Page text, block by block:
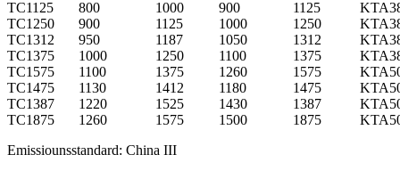
TC1125
800 1000 900 1125
TC1250
900 1125 1000 1250
TC1312
950 1187 1050 1312
TC1375
1000 1250 1100 1375
TC1575
1100 1375 1260 1575
TC1475
1130 1412 1180 1475
TC1387
1220 1525 1430 1387
TC1875
1260 1575 1500 1875
Emissiounsstandard: China III